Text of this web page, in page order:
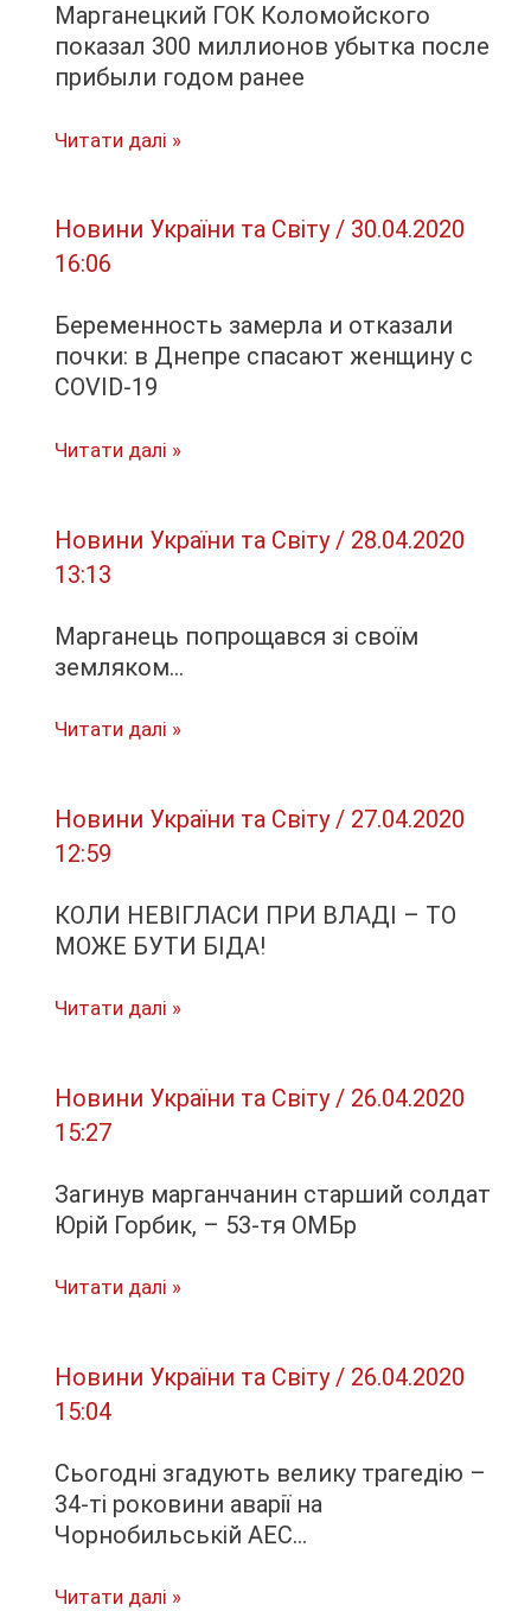
Марганецкий ГОК Коломойского
показал 300 миллионов убытка после
прибыли годом ранее
Марганецкий
показал
300
убытка
после
годом
Читати далі »
Новини України та Світу/ 30.04.2020
16:06
Беременность замерла и отказали
почки: в Днепре спасают женщину с
COVID-19
Беременность
отказали
почки:
Днепре
спасают
19
Читати далі »
Новини України та Світу/ 28.04.2020
13:13
Марганець попрощався зі своїм
земляком…
Марганець
своїм
земляком…
Читати далі »
Новини України та Світу/ 27.04.2020
12:59
КОЛИ НЕВІГЛАСИ ПРИ ВЛАДІ – ТО
МОЖЕ БУТИ БІДА!
КОЛИ
ВЛАДІ
–
МОЖЕ
БУТИ
Читати далі »
Новини України та Світу/ 26.04.2020
15:27
Загинув марганчанин старший солдат
Юрій Горбик, – 53-тя ОМБр
Загинув
солдат
Юрій
–
53-
ОМБр
Читати далі »
Новини України та Світу/ 26.04.2020
15:04
Сьогодні згадують велику трагедію –
34-ті роковини аварії на
Чорнобильській АЕС…
Сьогодні
Читати далі »